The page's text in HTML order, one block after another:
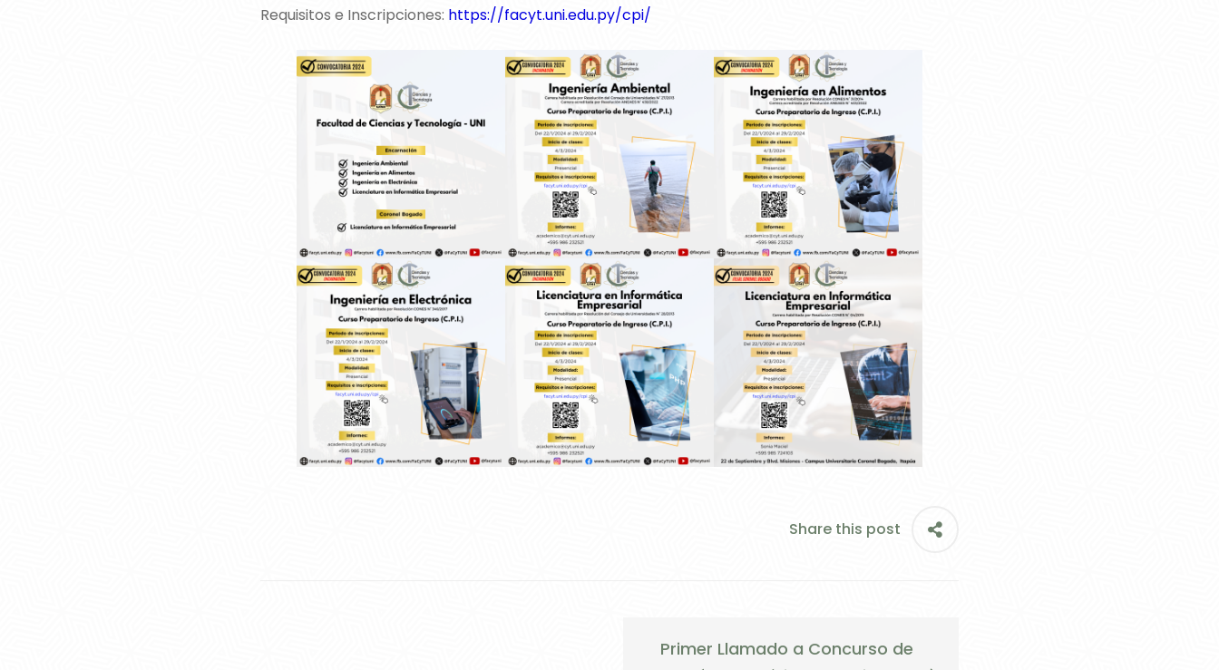
Requisitos e Inscripciones: https://facyt.uni.edu.py/cpi/
Share this post
Primer Llamado a Concurso de